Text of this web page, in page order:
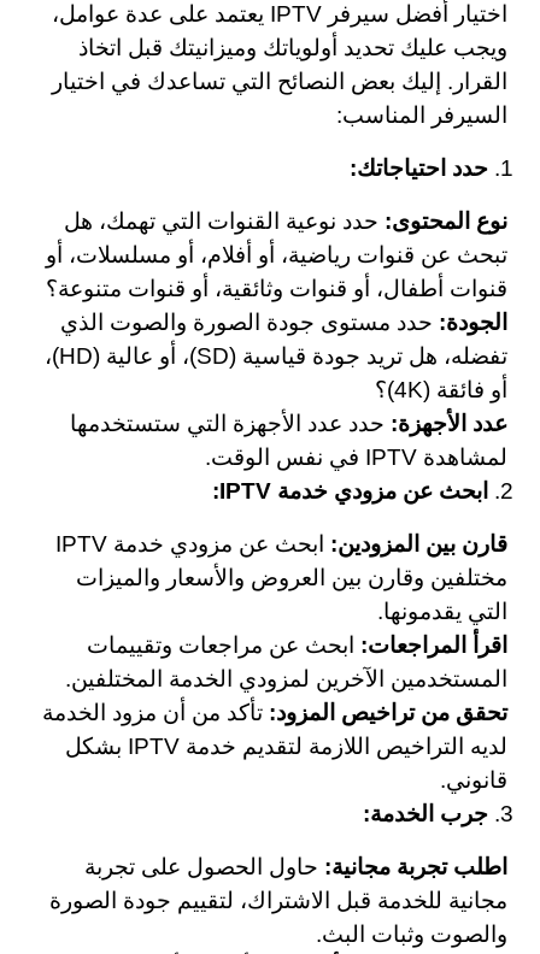
اختيار أفضل سيرفر IPTV يعتمد على عدة عوامل،
ويجب عليك تحديد أولوياتك وميزانيتك قبل اتخاذ
القرار. إليك بعض النصائح التي تساعدك في اختيار
السيرفر المناسب:
حدد احتياجاتك:
نوع المحتوى: حدد نوعية القنوات التي تهمك، هل
تبحث عن قنوات رياضية، أو أفلام، أو مسلسلات، أو
قنوات أطفال، أو قنوات وثائقية، أو قنوات متنوعة؟
الجودة: حدد مستوى جودة الصورة والصوت الذي
تفضله، هل تريد جودة قياسية (SD)، أو عالية (HD)،
أو فائقة (4K)؟
عدد الأجهزة: حدد عدد الأجهزة التي ستستخدمها
لمشاهدة IPTV في نفس الوقت.
ابحث عن مزودي خدمة IPTV:
قارن بين المزودين:
ابحث عن مزودي خدمة IPTV
مختلفين وقارن بين العروض والأسعار والميزات
التي يقدمونها.
اقرأ المراجعات: ابحث عن مراجعات وتقييمات
المستخدمين الآخرين لمزودي الخدمة المختلفين.
تحقق من تراخيص المزود: تأكد من أن مزود الخدمة
لديه التراخيص اللازمة لتقديم خدمة IPTV بشكل
قانوني.
جرب الخدمة:
اطلب تجربة مجانية: حاول الحصول على تجربة
مجانية للخدمة قبل الاشتراك، لتقييم جودة الصورة
والصوت وثبات البث.